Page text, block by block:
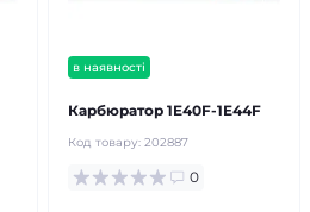
в наявності
Карбюратор 1E40F-1E44F
Код товару: 202887
0